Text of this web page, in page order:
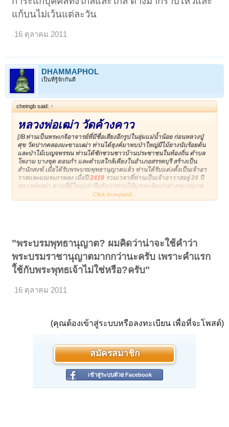
แก้บนไม่เว้นแต่ละวัน
16 ตุลาคม 2011
DHAMMAPHOL
เป็นที่รู้จักกันดี
cheingb said: ↑
หลวงพ่อเฒ่า วัดค้างคาว
[/Bท่านเป็นพระเกจิอาจารย์ที่มีชื่อเสียงอีกรูปในลุ่มแม่น้ำน้อย ก่อนหลวงปู่
ศุข วัดปากคลองมะขามเฒ่า ท่านได้ธุงค์มาพบป่าใหญ่มีไม้ยางนับร้อยต้น
และป่าไม้เบญจพรรณ ท่านได้ชักชวนชาวบ้านประชาชนในท้องถิ่น ตำบล
โพงาม บางขุด ดอนกำ และตำบลใกล้เคียงในอำเภอสรรคบุรี สร้างเป็น
สำนักสงฆ์ เมื่อได้รับพระบรมพุทธานุญาตแล้ว ท่านได้รับแต่งตั้งเป็นเจ้าอา
วาสและมณระภาพลง เมื่อปี2418 รวมเวลาที่ท่านเป็นเจ้าอาวาสอยู่ 24 ปี
หลวงพ่อเฒ่า ตามที่ผู้ใหญ่เล่าลือกันว่าท่านได้บูรณะวัดเก่าต่างๆมากมาย
และมีชื่อเสียงเป็นที่เลื่องลือว่า "เทพเจ้าลุ่มแม่น้ำน้อย" ทั้งจังหวัดใกล้เคียง
และห่างไหลวัตถุมงคล ที่เลื่องลือสมัยนั้น คือ"ผ้าแดง"และ"ตะกรุดโทน"
พ.ศ.2497 บรรดาลูกศิษย์ได้ร่วมกันสร้างรูปเหมือนของท่าน ปัจจุบัน
ประดิษฐานอยู่ในมณฑป ซึ่งเป็นที่เคารพสักการะแก่บุคคลทั้งใกล้และไกล
ต่างมากราบไหว้และแก้บนไม่เว้นแต่ละวัน
Click to expand...
"พระบรมพุทธานุญาต? ผมคิดว่าน่าจะใช้คำว่า
พระบรมราชานุญาตมากกว่านะครับ เพราะคำแรก
ใ้ช้กับพระพุทธเจ้าไม่ใช่หรือ?ครับ"
16 ตุลาคม 2011
(คุณต้องเข้าสู่ระบบหรือลงทะเบียน เพื่อที่จะโพสต์)
สมัครสมาชิก
เข้าสู่ระบบด้วย Facebook